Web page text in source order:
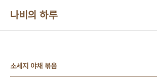
나비의 하루
소세지 야채 볶음